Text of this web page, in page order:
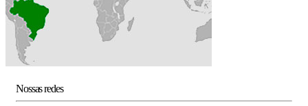
Nossas redes